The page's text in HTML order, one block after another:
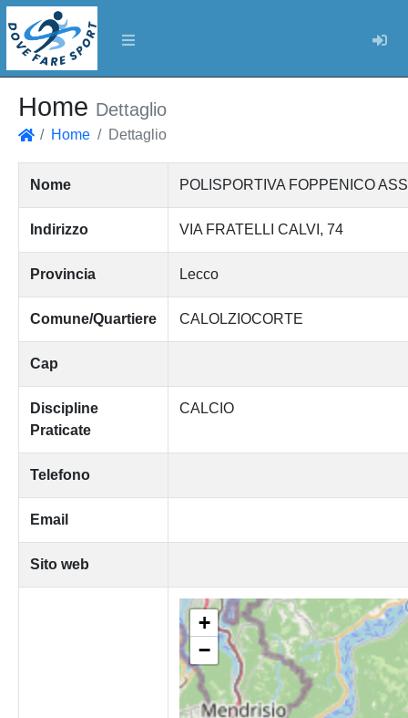
Home Dettaglio
Home Dettaglio
Nome POLISPORTIVA FOPPENICO
Indirizzo VIA FRATELLI CALVI, 74
Provincia Lecco
Comune/Quartiere CALOLZIOCORTE
Cap
Discipline
Praticate
CALCIO
Telefono
Email
Sito web
+
−